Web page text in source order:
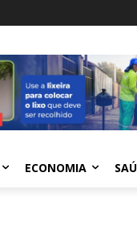
ECONOMIA